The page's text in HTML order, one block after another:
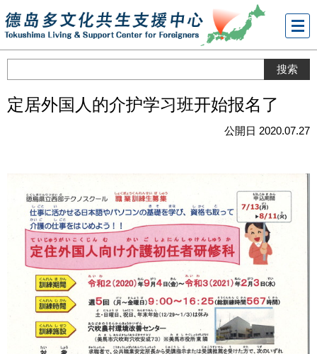
メニ
ュー
定居外国人的介护学习班开始报名了
公開日 2020.07.27